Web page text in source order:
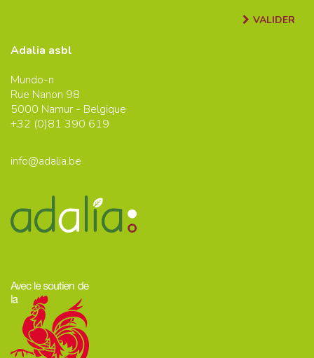
VALIDER
Adalia asbl
Mundo-n
Rue Nanon 98
5000 Namur - Belgique
+32 (0)81 390 619
info@adalia.be